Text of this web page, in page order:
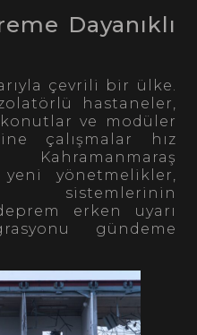
Dayanıklı
çevrili bir ülke.
hastaneler,
ve modüler
çalışmalar hız
Kahramanmaraş
yönetmelikler,
erken uyarı
gündeme